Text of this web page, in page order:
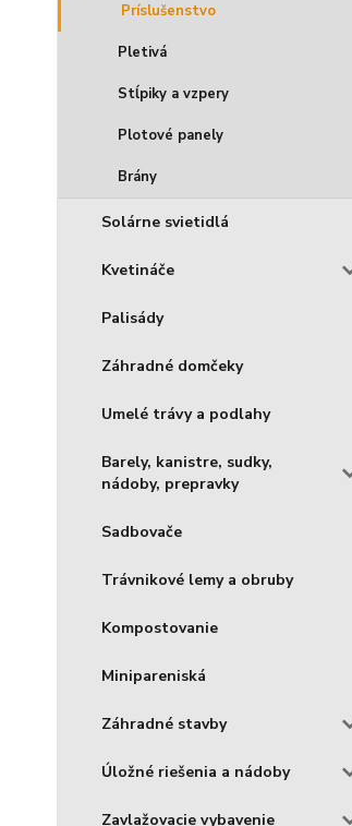
Príslušenstvo
Pletivá
Stĺpiky a vzpery
Plotové panely
Brány
Solárne svietidlá
Kvetináče
Palisády
Záhradné domčeky
Umelé trávy a podlahy
Barely, kanistre, sudky,
nádoby, prepravky
Sadbovače
Trávnikové lemy a obruby
Kompostovanie
Minipareniská
Záhradné stavby
Úložné riešenia a nádoby
Zavlažovacie vybavenie